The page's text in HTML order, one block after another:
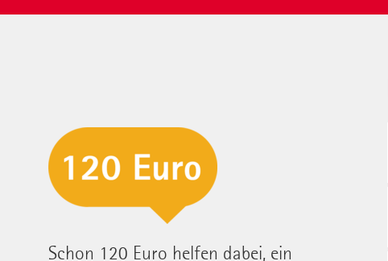
Schon 120 Euro helfen dabei, ein